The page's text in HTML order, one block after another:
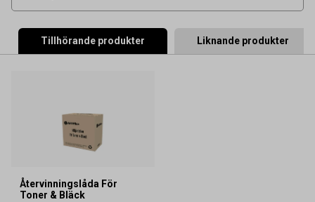
Tillhörande produkter Liknande produkter
Återvinningslåda För
Toner & Bläck